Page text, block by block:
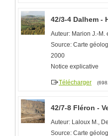
42/3-4 Dalhem -
Auteur: Marion J.-M.
Source: Carte
2000
Notice explicative
Télécharger
42/7-8 Fléron -
Auteur: Laloux M.,
Source: Carte